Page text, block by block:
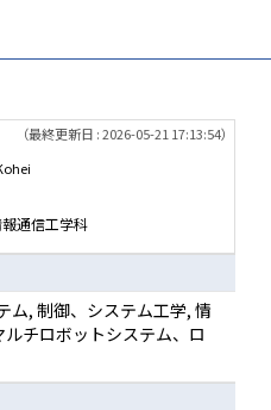
（最終更新日 : 2026-05-21 17:13:54）
通信工学科
ム, 制御、システム工学, 情
チロボットシステム、ロ